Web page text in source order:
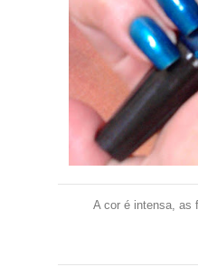
A cor é intensa, as